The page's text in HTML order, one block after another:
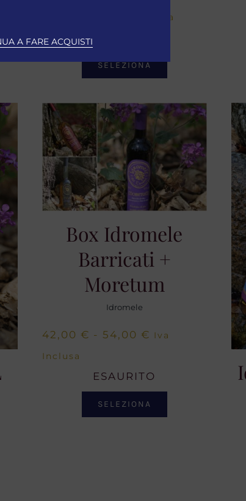
Iva Inclusa
SELEZIONA
Box Idromele
Barricati +
Moretum
Idromele
42,00 € - 54,00 € Fascia
prezzo:
42,00 €
Iva
Inclusa
ESAURITO
SELEZIONA
A FARE ACQUISTI